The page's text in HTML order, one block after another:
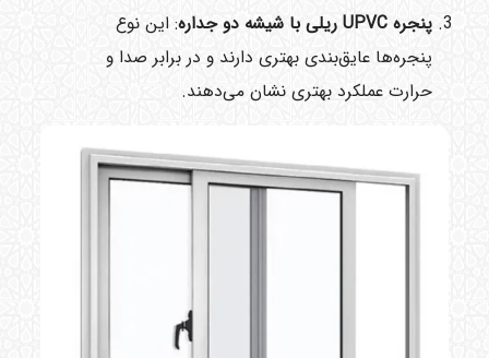
پنجرهUPVC ریلی با شیشه دو جداره: این نوع
پنجره‌ها عایق‌بندی بهتری دارند و در برابر صدا و
حرارت عملکرد بهتری نشان می‌دهند.